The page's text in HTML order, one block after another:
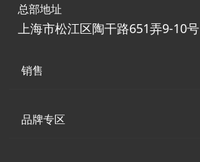
总部地址
上海市松江区陶干路651弄9-10号
销售
品牌专区